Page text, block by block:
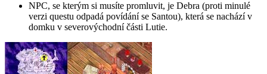
NPC, se kterým si musíte promluvit, je Debra (proti minulé
verzi questu odpadá povídání se Santou), která se nachází v
domku v severovýchodní části Lutie.